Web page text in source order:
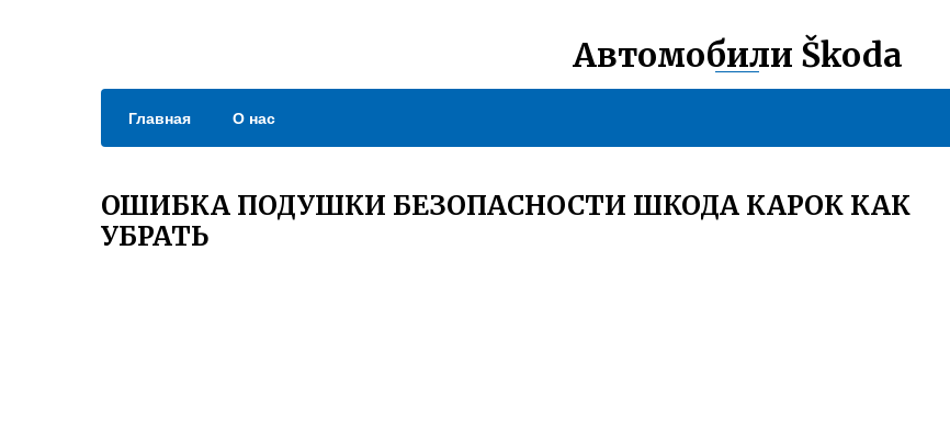
Автомобили Škoda
Главная О нас
ОШИБКА ПОДУШКИ БЕЗОПАСНОСТИ ШКОДА КАРОК КАК
УБРАТЬ